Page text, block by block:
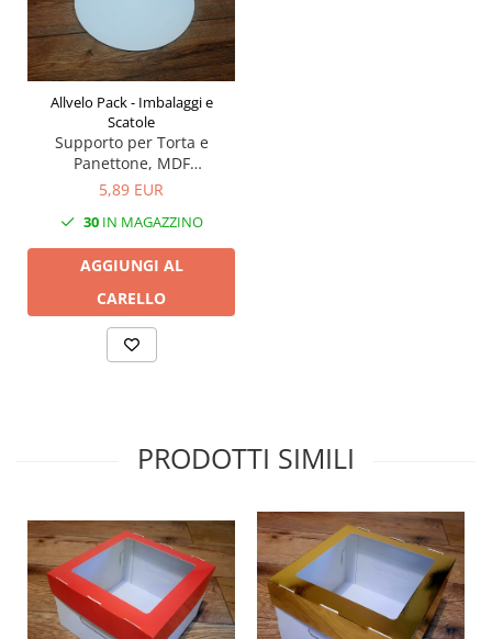
Allvelo Pack - Imbalaggi e
Scatole
Supporto per Torta e
Panettone, MDF
225X225MM- Set 3 pezzi
5,89 EUR
30IN MAGAZZINO
AGGIUNGI AL
CARELLO
PRODOTTI SIMILI